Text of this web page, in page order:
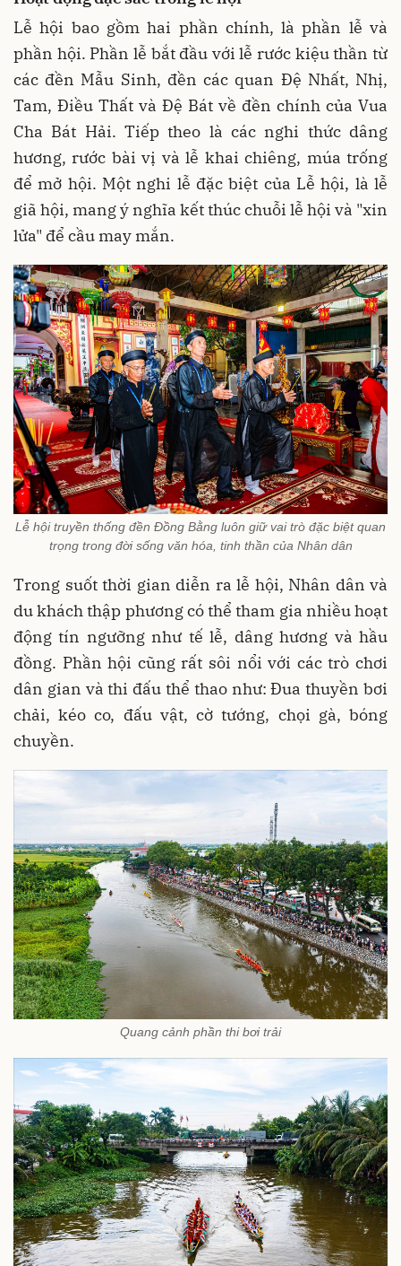
Lễ hội bao gồm hai phần chính, là phần lễ và
phần hội. Phần lễ bắt đầu với lễ rước kiệu thần từ
các đền Mẫu Sinh, đền các quan Đệ Nhất, Nhị,
Tam, Điều Thất và Đệ Bát về đền chính của Vua
Cha Bát Hải. Tiếp theo là các nghi thức dâng
hương, rước bài vị và lễ khai chiêng, múa trống
để mở hội. Một nghi lễ đặc biệt của Lễ hội, là lễ
giã hội, mang ý nghĩa kết thúc chuỗi lễ hội và "xin
lửa" để cầu may mắn.
Lễ hội truyền thống đền Đồng Bằng luôn giữ vai trò đặc biệt quan
trọng trong đời sống văn hóa, tinh thần của Nhân dân
Trong suốt thời gian diễn ra lễ hội, Nhân dân và
du khách thập phương có thể tham gia nhiều hoạt
động tín ngưỡng như tế lễ, dâng hương và hầu
đồng. Phần hội cũng rất sôi nổi với các trò chơi
dân gian và thi đấu thể thao như: Đua thuyền bơi
chải, kéo co, đấu vật, cờ tướng, chọi gà, bóng
chuyền.
Quang cảnh phần thi bơi trải